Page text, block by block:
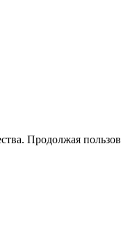
Продолжая